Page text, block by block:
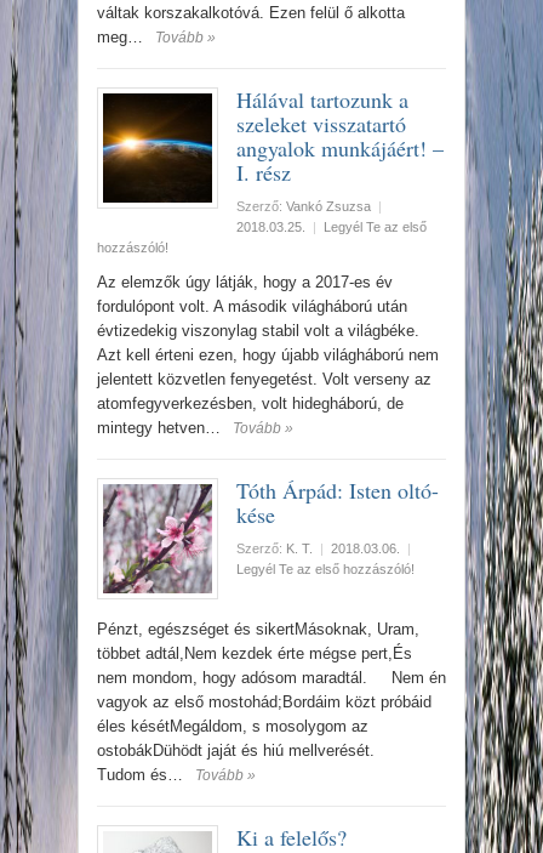
váltak korszakalkotóvá. Ezen felül ő alkotta
meg…
Tovább »
Hálával tartozunk a
szeleket visszatartó
angyalok munkájáért! –
I. rész
Szerző: Vankó Zsuzsa |
2018.03.25.
|
Legyél Te az első
hozzászóló!
Az elemzők úgy látják, hogy a 2017-es év
fordulópont volt. A második világháború után
évtizedekig viszonylag stabil volt a világbéke.
Azt kell érteni ezen, hogy újabb világháború nem
jelentett közvetlen fenyegetést. Volt verseny az
atomfegyverkezésben, volt hidegháború, de
mintegy hetven…
Tovább »
Tóth Árpád: Isten oltó-
kése
Szerző: K. T. | 2018.03.06.
|
Legyél Te az első hozzászóló!
Pénzt, egészséget és sikertMásoknak, Uram,
többet adtál,Nem kezdek érte mégse pert,És
nem mondom, hogy adósom maradtál. Nem én
vagyok az első mostohád;Bordáim közt próbáid
éles késétMegáldom, s mosolygom az
ostobákDühödt jaját és hiú mellverését.
Tudom és…
Tovább »
Ki a felelős?